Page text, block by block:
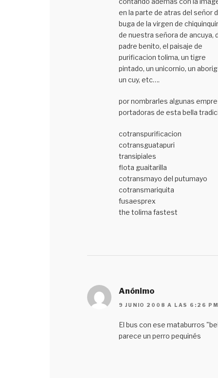
en la parte de atras del señor
buga de la virgen de
de nuestra señora de ancuya,
padre benito, el paisaje de
purificacion tolima, un tigre
pintado, un unicornio, un
un cuy, etc….
por nombrarles algunas
portadoras de esta bella
cotranspurificacion
cotransguatapuri
transipiales
flota guaitarilla
cotransmayo del putumayo
cotransmariquita
fusaesprex
the tolima fastest
Anónimo
9 JUNIO 2008 A LAS 6:26
El bus con ese mataburros
parece un perro pequinés